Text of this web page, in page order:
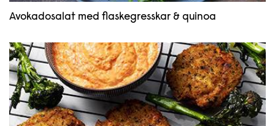
Avokadosalat med flaskegresskar & quinoa